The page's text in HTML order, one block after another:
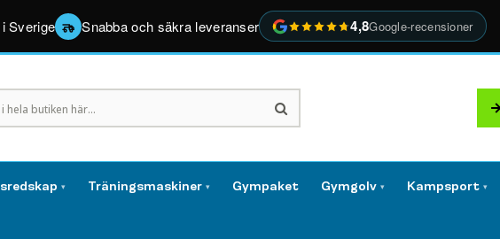
Sverige Snabba och säkra leveranser 4,8Google-recensioner
▾ Träningsmaskiner ▾ Gympaket Gymgolv ▾ Kampsport ▾